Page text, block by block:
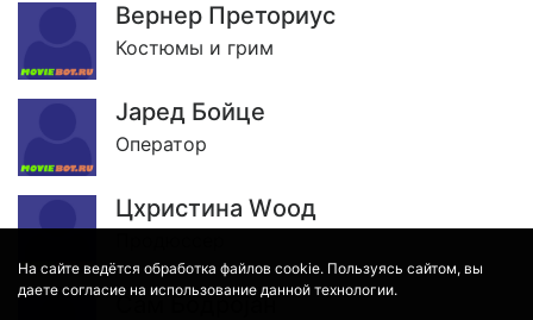
На сайте ведётся обработка файлов cookie. Пользуясь сайтом, вы
даете согласие на использование данной технологии.
Вернер Преториус
Костюмы и грим
Jаред Бойце
Оператор
Цхристина Wоод
Сам Бодроjан